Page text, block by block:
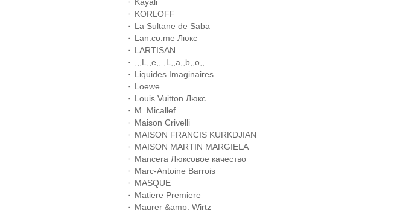
KORLOFF
La Sultane de Saba
Lan.co.me Люкс
LARTISAN
,,,L,,e,, ,L,,a,,b,,o,,
Liquides Imaginaires
Loewe
Louis Vuitton Люкс
M. Micallef
Maison Crivelli
MAISON FRANCIS KURKDJIAN
MAISON MARTIN MARGIELA
Mancera Люксовое качество
Marc-Antoine Barrois
MASQUE
Matiere Premiere
Maurer &amp; Wirtz